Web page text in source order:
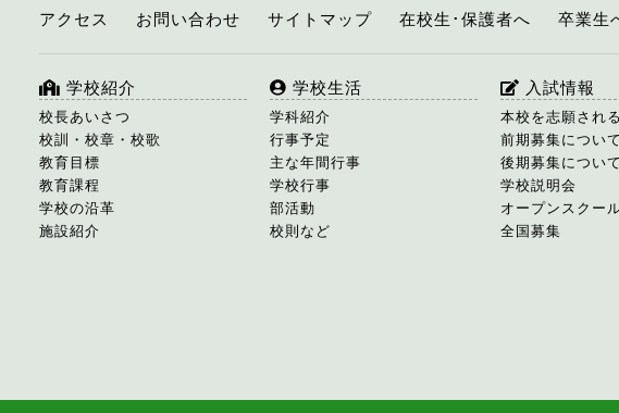
アクセス お問い合わせ サイトマップ 在校生･保護者へ 卒業生
学校紹介
校長あいさつ
校訓・校章・校歌
教育目標
教育課程
学校の沿革
施設紹介
学校生活
学科紹介
行事予定
主な年間行事
学校行事
部活動
校則など
入試情報
本校を志願され
前期募集について
後期募集について
学校説明会
オープンスクー
全国募集